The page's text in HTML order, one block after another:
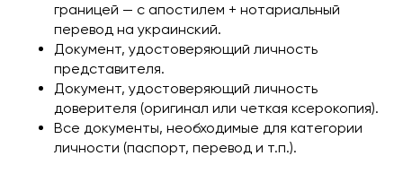
границей — с апостилем + нотариальный
перевод на украинский.
Документ, удостоверяющий личность
представителя.
Документ, удостоверяющий личность
доверителя (оригинал или четкая ксерокопия).
Все документы, необходимые для категории
личности (паспорт, перевод и т.п.).